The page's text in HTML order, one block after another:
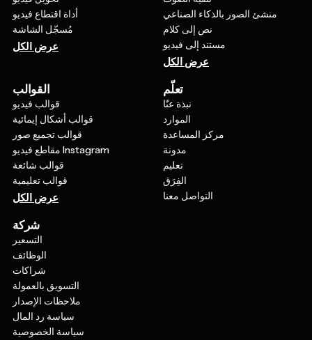
أداة اقتطاع فيديو
مُسجّل الشاشة
عرض الكل
منشئ الصور بالذكاء الصناعي
نص إلى كلام
مستند إلى فيديو
عرض الكل
القوالب
قوالب فيديو
قوالب أشكال إيمائية
قوالب تجميع صور
مقاطع فيديو Instagram
قوالب شائعة
قوالب تعليمية
عرض الكل
تعلّم
نبذة عنّا
الموارد
مركز المساعدة
مدونة
تعليم
الفِرَق
التواصل معنا
شركة
التسعير
الوظائف
شراكات
التسويق بالعمولة
ملاحظات الإصدار
سياسة رد المال
سياسة الخصوصية